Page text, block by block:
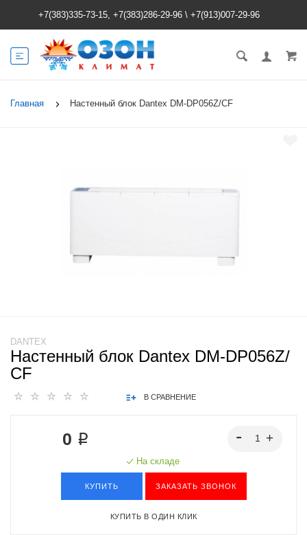
+7(383)335-73-15, +7(383)286-29-96 \ +7(913)007-29-96
Главная Настенный блок Dantex DM-DP056Z/СF
DANTEX
Настенный блок Dantex DM-DP056Z/
СF
В СРАВНЕНИЕ
0 ₽
На складе
КУПИТЬ ЗАКАЗАТЬ ЗВОНОК
КУПИТЬ В ОДИН КЛИК